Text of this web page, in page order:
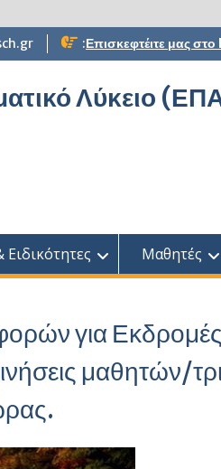
:Επισκεφτέιτε μας
Λύκειο
Ειδικότητες Μαθητές
για
μαθητών/